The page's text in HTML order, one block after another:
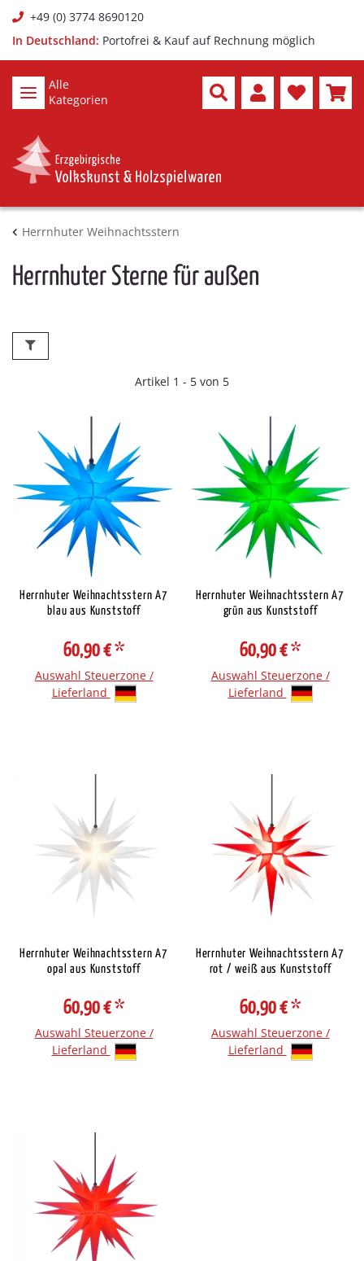
+49 (0) 3774 8690120
In Deutschland: Portofrei & Kauf auf Rechnung möglich
Alle
Kategorien
Herrnhuter Weihnachtsstern
Herrnhuter Sterne für außen
Artikel 1 - 5 von 5
Herrnhuter Weihnachtsstern A7
blau aus Kunststoff
60,90 €*
Auswahl Steuerzone /
Lieferland
Herrnhuter Weihnachtsstern A7
grün aus Kunststoff
60,90 €*
Auswahl Steuerzone /
Lieferland
Herrnhuter Weihnachtsstern A7
opal aus Kunststoff
60,90 €*
Auswahl Steuerzone /
Lieferland
Herrnhuter Weihnachtsstern A7
rot / weiß aus Kunststoff
60,90 €*
Auswahl Steuerzone /
Lieferland